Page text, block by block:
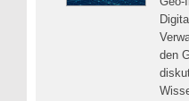
den